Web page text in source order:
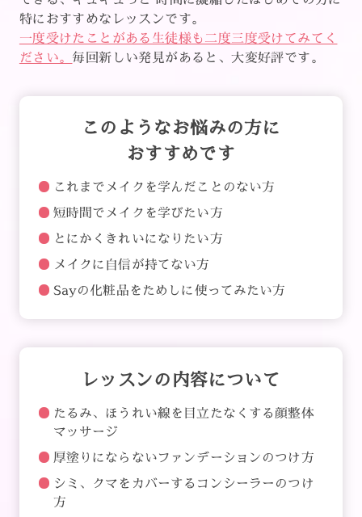
特におすすめなレッスンです。
一度受けたことがある生徒様も二度三度受けてみてく
ださい。 毎回新しい発見があると、大変好評です。
このようなお悩みの方に
おすすめです
これまでメイクを学んだことのない方
短時間でメイクを学びたい方
とにかくきれいになりたい方
メイクに自信が持てない方
Sayの化粧品をためしに使ってみたい方
レッスンの内容について
たるみ、ほうれい線を目立たなくする顔整体
マッサージ
厚塗りにならないファンデーションのつけ方
シミ、クマをカバーするコンシーラーのつけ
方